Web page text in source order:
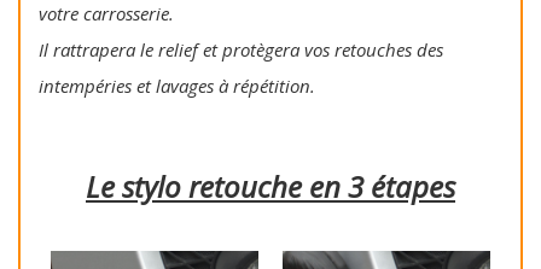
votre carrosserie.
Il rattrapera le relief et protègera vos retouches des
intempéries et lavages à répétition.
Le stylo retouche en 3 étapes